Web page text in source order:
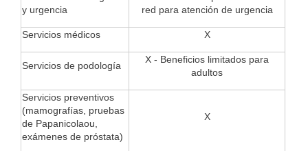
y urgencia
red para atención de urgencia
Servicios médicos X
Servicios de podología
X - Beneficios limitados para
adultos
Servicios preventivos
(mamografías, pruebas
de Papanicolaou,
exámenes de próstata)
X